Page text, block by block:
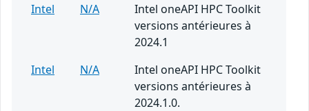
Intel
N/A
Intel oneAPI HPC Toolkit
versions antérieures à
2024.1
Intel
N/A
Intel oneAPI HPC Toolkit
versions antérieures à
2024.1.0.